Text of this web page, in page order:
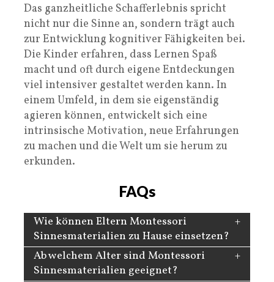
Das ganzheitliche Schafferlebnis spricht
nicht nur die Sinne an, sondern trägt auch
zur Entwicklung kognitiver Fähigkeiten bei.
Die Kinder erfahren, dass Lernen Spaß
macht und oft durch eigene Entdeckungen
viel intensiver gestaltet werden kann. In
einem Umfeld, in dem sie eigenständig
agieren können, entwickelt sich eine
intrinsische Motivation, neue Erfahrungen
zu machen und die Welt um sie herum zu
erkunden.
FAQs
Wie können Eltern Montessori
Sinnesmaterialien zu Hause einsetzen?
Ab welchem Alter sind Montessori
Sinnesmaterialien geeignet?